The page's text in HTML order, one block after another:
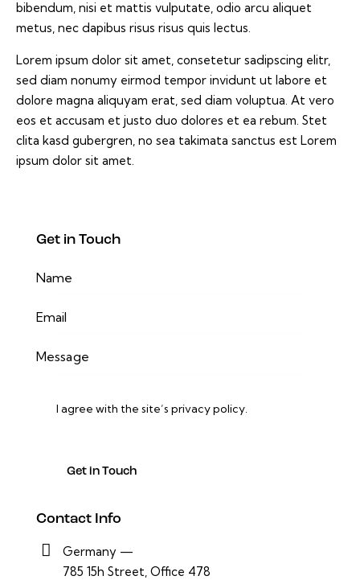
bibendum, nisi et mattis vulputate, odio arcu aliquet
metus, nec dapibus risus risus quis lectus.
Lorem ipsum dolor sit amet, consetetur sadipscing elitr,
sed diam nonumy eirmod tempor invidunt ut labore et
dolore magna aliquyam erat, sed diam voluptua. At vero
eos et accusam et justo duo dolores et ea rebum. Stet
clita kasd gubergren, no sea takimata sanctus est Lorem
ipsum dolor sit amet.
Get in Touch
I agree with the site’sprivacy policy
Contact Info
Germany —
785 15h Street, Office 478